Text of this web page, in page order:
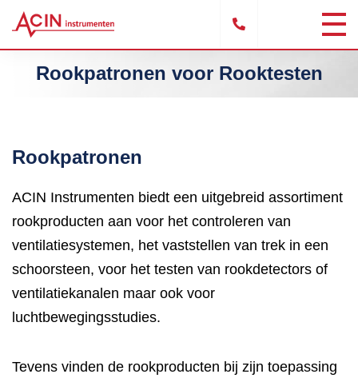
Rookpatronen voor Rooktesten
Rookpatronen
ACIN Instrumenten biedt een uitgebreid assortiment
rookproducten aan voor het controleren van
ventilatiesystemen, het vaststellen van trek in een
schoorsteen, voor het testen van rookdetectors of
ventilatiekanalen maar ook voor
luchtbewegingsstudies.
Tevens vinden de rookproducten bij zijn toepassing